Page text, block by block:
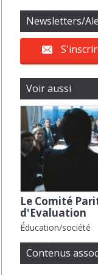
Newsletters/
Voir aussi
Le Comité
d'Evaluation
Éducation/société
Contenus